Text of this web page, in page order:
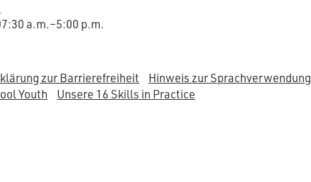
a.m.–5:00 p.m.
zur Barrierefreiheit Hinweis zur Sprachverwendung
Youth
Unsere 16 Skills in Practice